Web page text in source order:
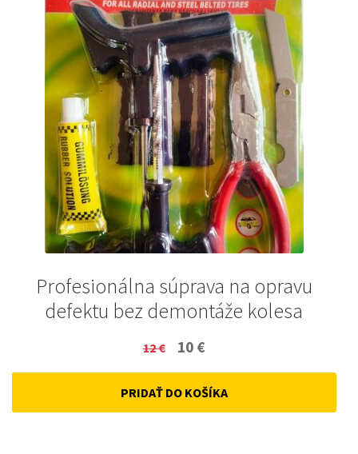
Profesionálna súprava na opravu
defektu bez demontáže kolesa
12€
Original
price
was:
10 €
price
is:
PRIDAŤ DO KOŠÍKA